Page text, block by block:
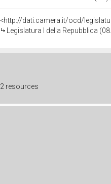
<http://dati.camera.it/ocd/
Legislatura I della Repubblica
2 resources